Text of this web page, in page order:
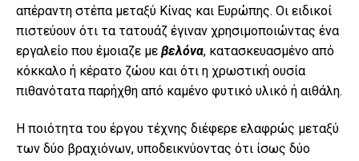
απέραντη στέπα μεταξύ Κίνας και Ευρώπης. Οι ειδικοί
πιστεύουν ότι τα τατουάζ έγιναν χρησιμοποιώντας ένα
εργαλείο που έμοιαζε με βελόνα, κατασκευασμένο από
κόκκαλο ή κέρατο ζώου και ότι η χρωστική ουσία
πιθανότατα παρήχθη από καμένο φυτικό υλικό ή αιθάλη.
Η ποιότητα του έργου τέχνης διέφερε ελαφρώς μεταξύ
των δύο βραχιόνων, υποδεικνύοντας ότι ίσως δύο